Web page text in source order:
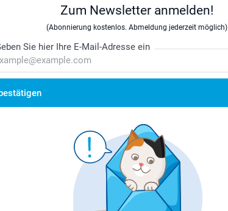
Zum Newsletter anmelden!
(Abonnierung kostenlos. Abmeldung jederzeit möglich)
Sie hier Ihre E-Mail-Adresse ein